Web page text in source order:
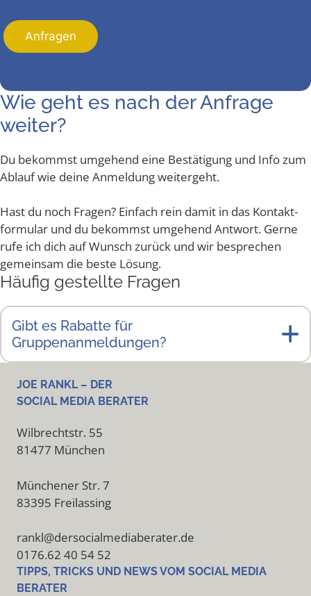
Wie geht es nach der Anfra­ge
weiter?
Du bekommst umge­hend eine Bestä­ti­gung und Info zum
Ablauf wie dei­ne Anmel­dung weitergeht.
Hast du noch Fra­gen? Ein­fach rein damit in das Kon­takt­
for­mu­lar und du bekommst umge­hend Ant­wort. Ger­ne
rufe ich dich auf Wunsch zurück und wir bespre­chen
gemein­sam die bes­te Lösung.
Häu­fig gestell­te Fragen
Gibt es Rabat­te für
Gruppenanmeldungen?
JOE RANKL – DER
SOCIAL MEDIA BERATER
Wilbrechtstr. 55
81477 München
Münchener Str. 7
83395 Freilassing
rankl@dersocialmediaberater.de
0176.62 40 54 52
TIPPS, TRICKS UND NEWS VOM SOCIAL MEDIA
BERATER